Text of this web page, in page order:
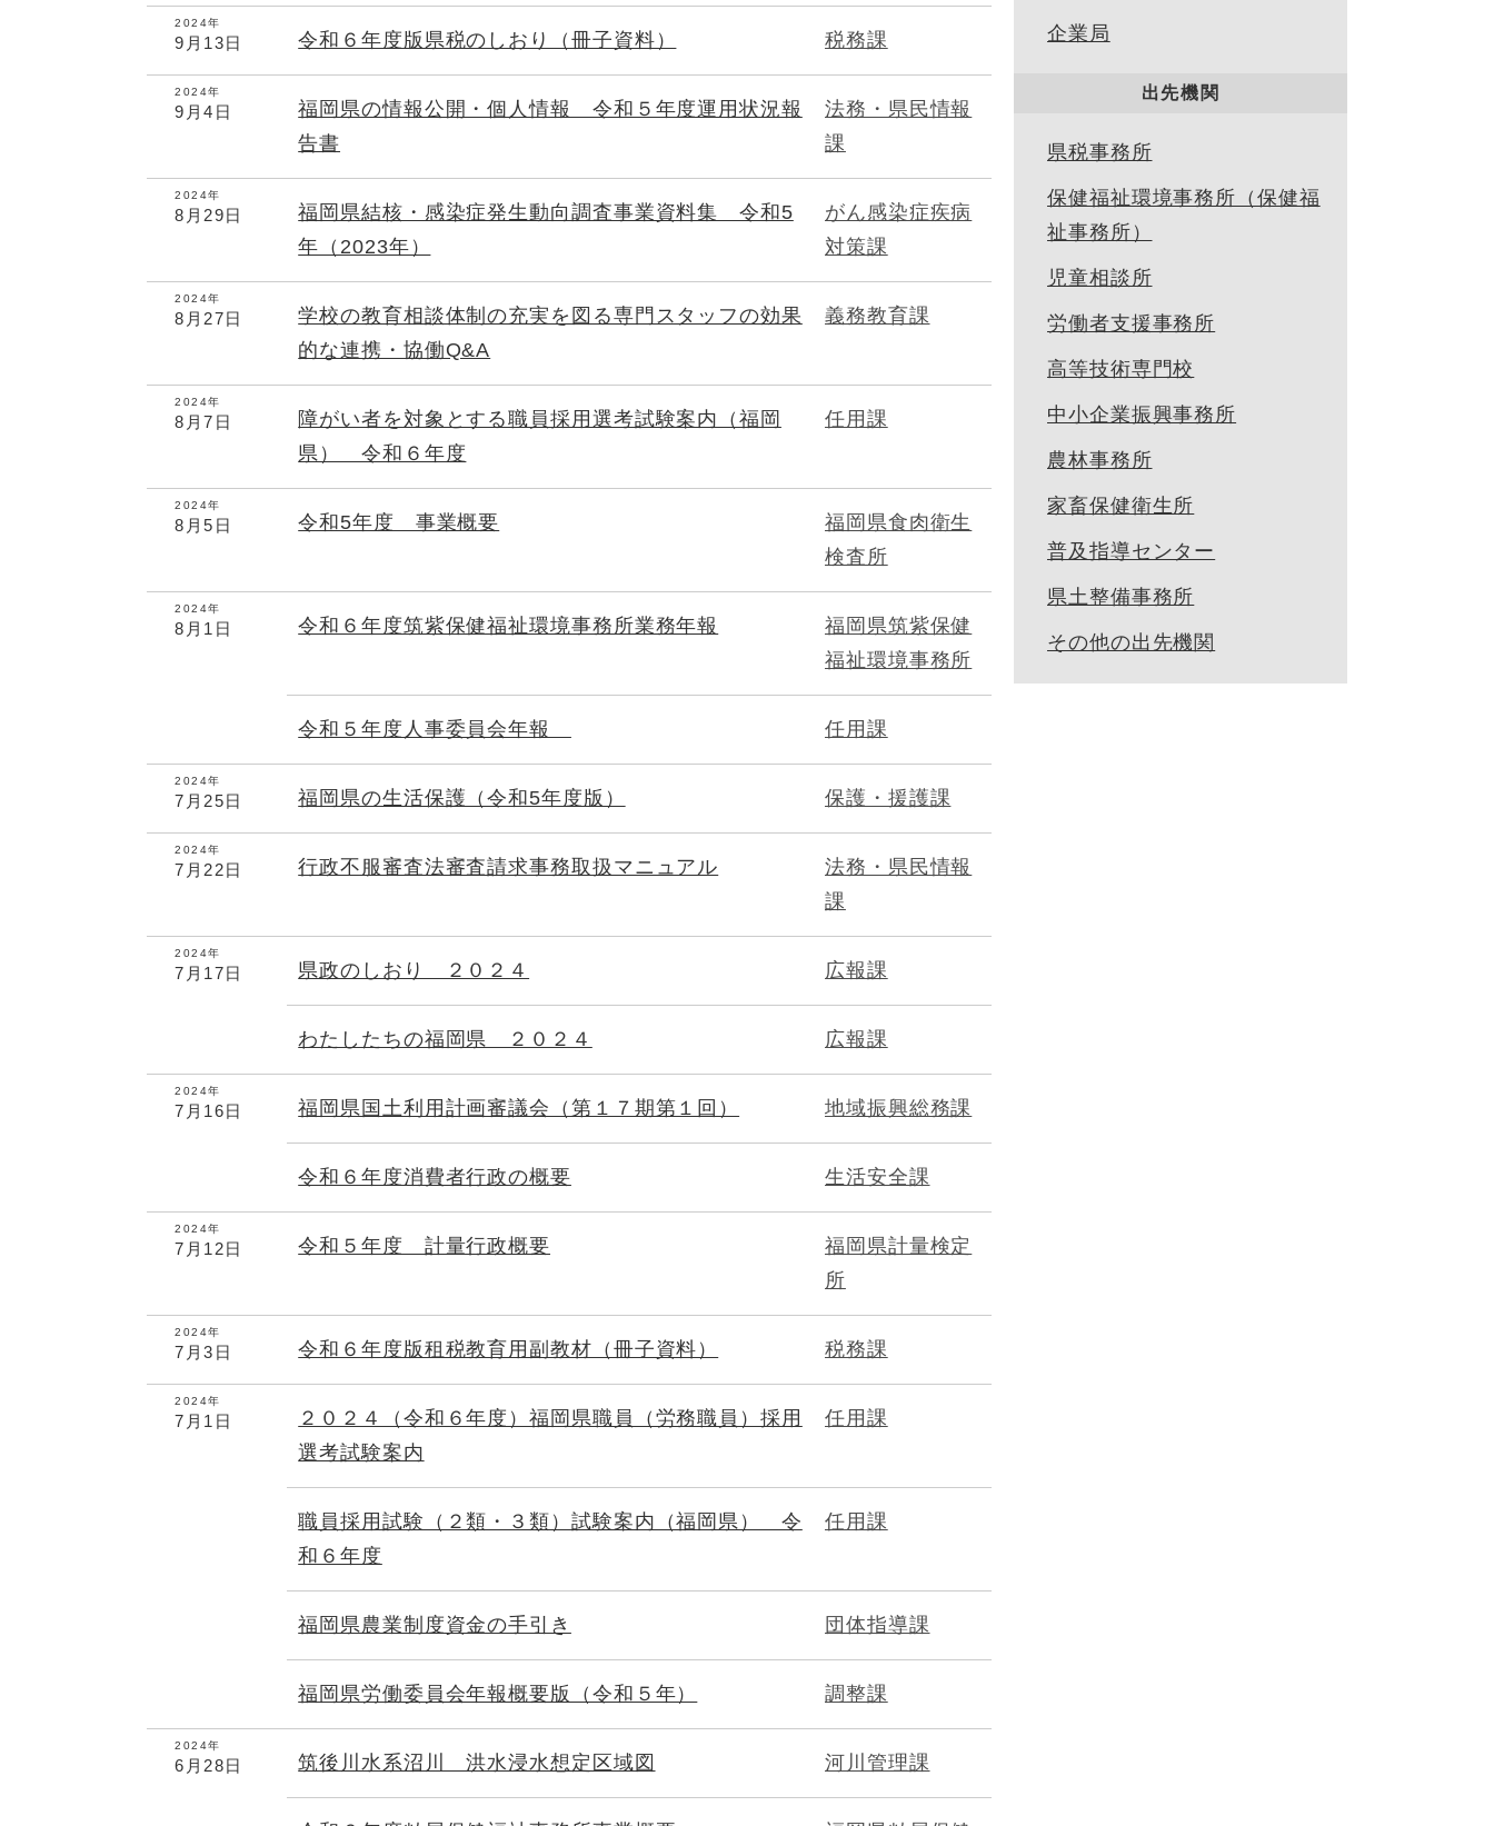
2024年
9月13日 令和６年度版県税のしおり（冊子資料） 税務課
2024年
9月4日
福岡県の情報公開・個人情報 令和５年度運用状況報
告書
法務・県民情報
課
2024年
8月29日
福岡県結核・感染症発生動向調査事業資料集 令和5
年（2023年）
がん感染症疾病
対策課
2024年
8月27日
学校の教育相談体制の充実を図る専門スタッフの効果
的な連携・協働Q&A
義務教育課
2024年
8月7日
障がい者を対象とする職員採用選考試験案内（福岡
県） 令和６年度
任用課
2024年
8月5日 令和5年度 事業概要
福岡県食肉衛生
検査所
2024年
8月1日 令和６年度筑紫保健福祉環境事務所業務年報
福岡県筑紫保健
福祉環境事務所
令和５年度人事委員会年報 任用課
2024年
7月25日 福岡県の生活保護（令和5年度版） 保護・援護課
2024年
7月22日 行政不服審査法審査請求事務取扱マニュアル
法務・県民情報
課
2024年
7月17日 県政のしおり ２０２４ 広報課
わたしたちの福岡県 ２０２４ 広報課
2024年
7月16日 福岡県国土利用計画審議会（第１７期第１回） 地域振興総務課
令和６年度消費者行政の概要 生活安全課
2024年
7月12日 令和５年度 計量行政概要
福岡県計量検定
所
2024年
7月3日 令和６年度版租税教育用副教材（冊子資料） 税務課
2024年
7月1日
２０２４（令和６年度）福岡県職員（労務職員）採用
選考試験案内
任用課
職員採用試験（２類・３類）試験案内（福岡県） 令
和６年度
任用課
福岡県農業制度資金の手引き 団体指導課
福岡県労働委員会年報概要版（令和５年） 調整課
2024年
6月28日 筑後川水系沼川 洪水浸水想定区域図 河川管理課
企業局
出先機関
県税事務所
保健福祉環境事務所（保健福
祉事務所）
児童相談所
労働者支援事務所
高等技術専門校
中小企業振興事務所
農林事務所
家畜保健衛生所
普及指導センター
県土整備事務所
その他の出先機関